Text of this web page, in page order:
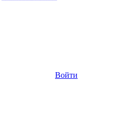
Войти